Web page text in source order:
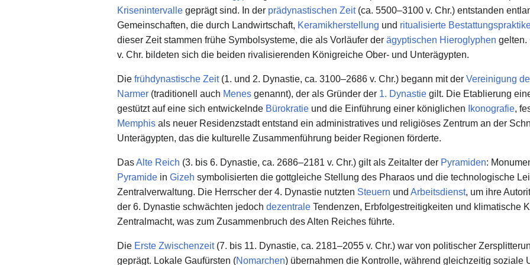
Krisenintervalle geprägt sind. In der prädynastischen Zeit(ca. 5500–3100 v. Chr.) entstanden
Gemeinschaften, die durch Landwirtschaft, Keramikherstellung und ritualisierte
dieser Zeit stammen frühe Symbolsysteme, die als Vorläufer der ägyptischen Hieroglyphen gelten.
v. Chr. bildeten sich die beiden rivalisierenden Königreiche Ober- und Unterägypten.
Die frühdynastische Zeit(1. und 2. Dynastie, ca. 3100–2686 v. Chr.) begann mit der Vereinigung
Narmer (traditionell auch Menes genannt), der als Gründer der 1. Dynastie gilt. Die Etablierung
gestützt auf eine sich entwickelnde Bürokratie und die Einführung einer königlichen Ikonografie,
Memphis als neuer Residenzstadt entstand ein administratives und religiöses Zentrum an der
Unterägypten, das die kulturelle Zusammenführung beider Regionen förderte.
DasAlte Reich (3. bis 6. Dynastie, ca. 2686–2181 v. Chr.) gilt als Zeitalter der Pyramiden:
Pyramide in Gizeh symbolisierten die gottgleiche Stellung des Pharaos und die technologische
Zentralverwaltung. Die Herrscher der 4. Dynastie nutzten Steuern und Arbeitsdienst, um ihre
der 6. Dynastie schwächten jedoch dezentrale Tendenzen, Erbfolgestreitigkeiten und klimatische
Zentralmacht, was zum Zusammenbruch des Alten Reiches führte.
Die Erste Zwischenzeit(7. bis 11. Dynastie, ca. 2181–2055 v. Chr.) war von politischer
geprägt. Lokale Gaufürsten (Nomarchen) übernahmen die Kontrolle, während gleichzeitig soziale